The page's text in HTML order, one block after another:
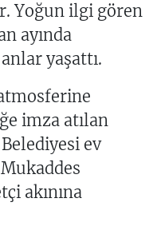
Yoğun ilgi gören
ayında
yaşattı.
imza atılan
ev
akınına